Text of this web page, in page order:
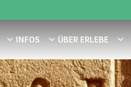
INFOS ÜBER ERLEBE